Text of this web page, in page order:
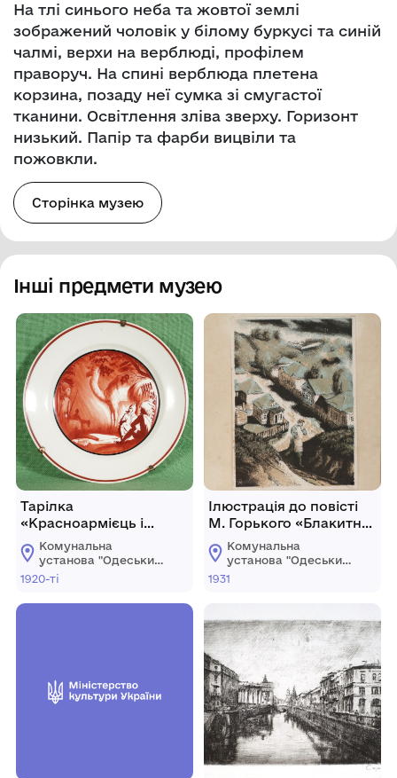
На тлі синього неба та жовтої землі
зображений чоловік у білому буркусі та синій
чалмі, верхи на верблюді, профілем
праворуч. На спині верблюда плетена
корзина, позаду неї сумка зі смугастої
тканини. Освітлення зліва зверху. Горизонт
низький. Папір та фарби вицвіли та
пожовкли.
Сторінка музею
Інші предмети музею
Тарілка
«Красноармієць і
курди»
Комунальна
установа "Одеський
національний
1920-ті
Ілюстрація до повісті
М. Горького «Блакитне
життя»
Комунальна
установа "Одеський
національний
1931